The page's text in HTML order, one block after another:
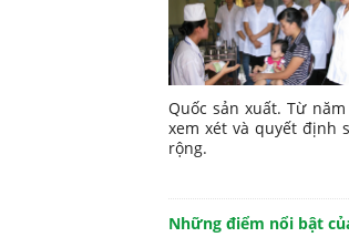
Quốc sản xuất. Từ
xem xét và quyết định
rộng.
Những điểm nổi bật